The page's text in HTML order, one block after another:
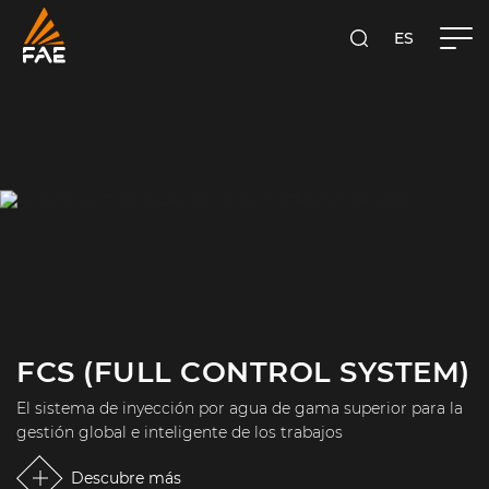
BUSCAES
FCS (FULL CONTROL SYSTEM)
El sistema de inyección por agua de gama superior para la
gestión global e inteligente de los trabajos
Descubre más